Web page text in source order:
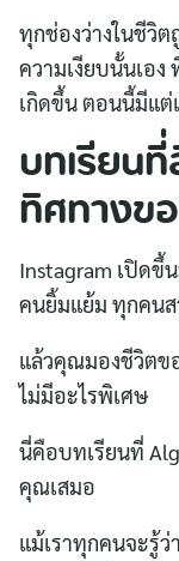
ทุกช่องว่างในชีวิต
ความเงียบนั้นเอ
เกิดขึ้น ตอนนี้มีแต่
บทเรียน
ทิศทางข
Instagram เปิดขึ้
คนยิ้มแย้ม ทุกคน
แล้วคุณมองชีวิตข
ไม่มีอะไรพิเศษ
นี่คือบทเรียนที่
คุณเสมอ
แม้เราทุกคนจะรู้ว่